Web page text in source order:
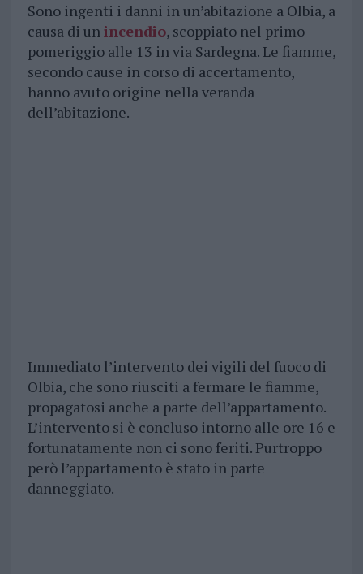
Sono ingenti i danni in un’abitazione a Olbia, a
causa di unincendio, scoppiato nel primo
pomeriggio alle 13 in via Sardegna. Le fiamme,
secondo cause in corso di accertamento,
hanno avuto origine nella veranda
dell’abitazione.
Immediato l’intervento dei vigili del fuoco di
Olbia, che sono riusciti a fermare le fiamme,
propagatosi anche a parte dell’appartamento.
L’intervento si è concluso intorno alle ore 16 e
fortunatamente non ci sono feriti. Purtroppo
però l’appartamento è stato in parte
danneggiato.